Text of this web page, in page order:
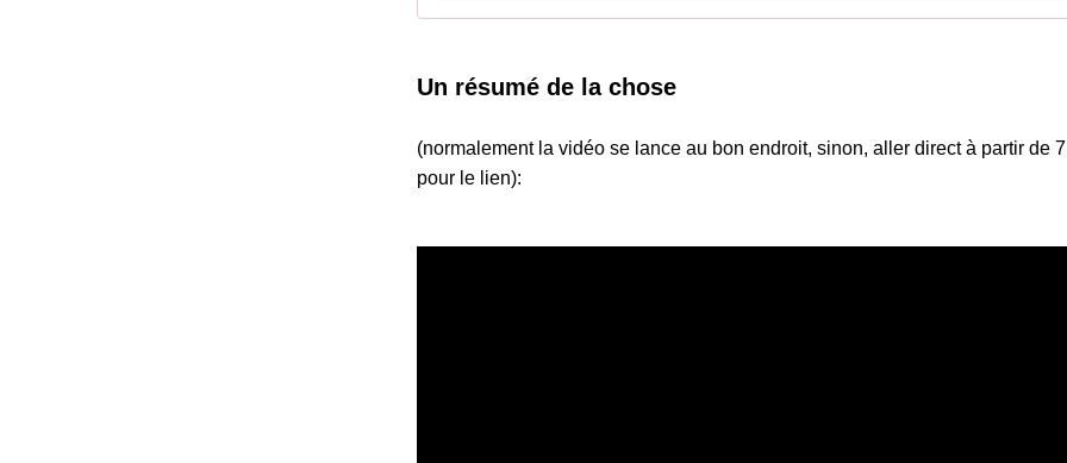
Un résumé de la chose
(normalement la vidéo se lance au bon endroit, sinon, aller direct à partir de
pour le lien):